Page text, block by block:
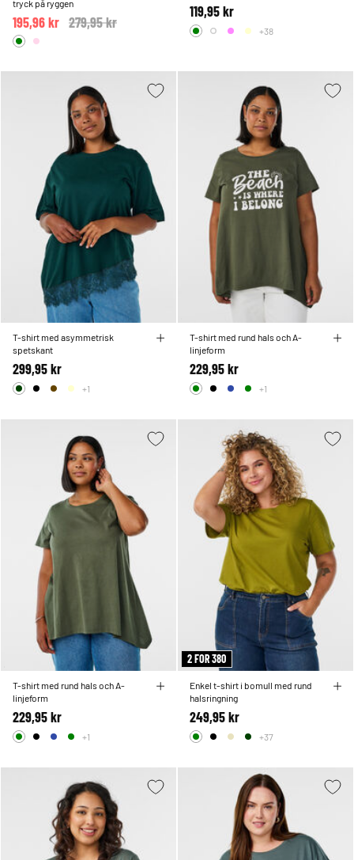
tryck på ryggen
Price reduced from
279,95 kr
195,96 kr
119,95 kr
+38
T-shirt med asymmetrisk
spetskant
299,95 kr
+1
T-shirt med rund hals och A-
linjeform
229,95 kr
+1
T-shirt med rund hals och A-
linjeform
229,95 kr
+1
2 FOR 380
Enkel t-shirt i bomull med rund
halsringning
249,95 kr
+37